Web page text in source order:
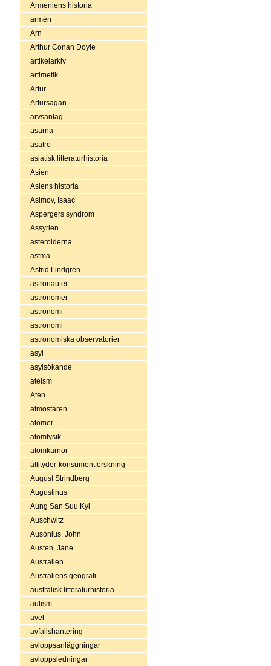
Armeniens historia
armén
Arn
Arthur Conan Doyle
artikelarkiv
artimetik
Artur
Artursagan
arvsanlag
asarna
asatro
asiatisk litteraturhistoria
Asien
Asiens historia
Asimov, Isaac
Aspergers syndrom
Assyrien
asteroiderna
astma
Astrid Lindgren
astronauter
astronomer
astronomi
astronomi
astronomiska observatorier
asyl
asylsökande
ateism
Aten
atmosfären
atomer
atomfysik
atomkärnor
attityder-konsumentforskning
August Strindberg
Augustinus
Aung San Suu Kyi
Auschwitz
Ausonius, John
Austen, Jane
Australien
Australiens geografi
australisk litteraturhistoria
autism
avel
avfallshantering
avloppsanläggningar
avloppsledningar